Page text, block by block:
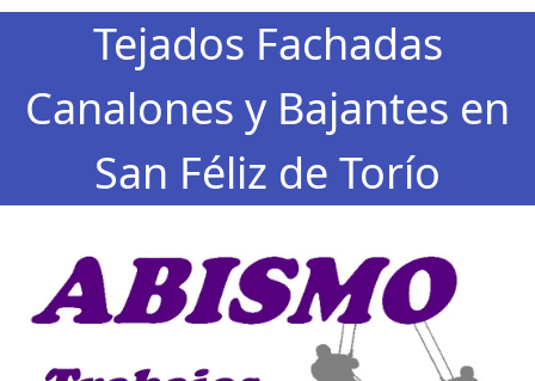
Tejados Fachadas
Canalones y Bajantes en
San Féliz de Torío